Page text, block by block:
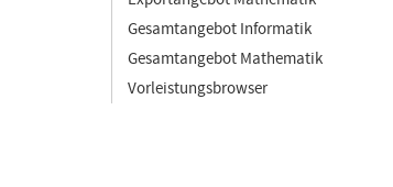
Gesamtangebot Informatik
Gesamtangebot Mathematik
Vorleistungsbrowser